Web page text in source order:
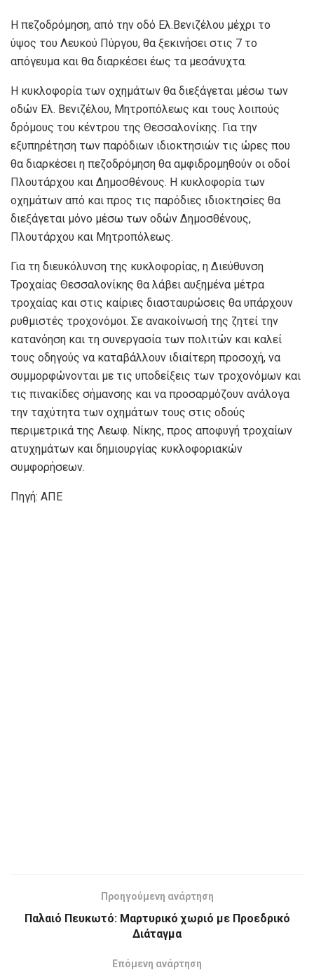
Η πεζοδρόμηση, από την οδό Ελ.Βενιζέλου μέχρι το
ύψος του Λευκού Πύργου, θα ξεκινήσει στις 7 το
απόγευμα και θα διαρκέσει έως τα μεσάνυχτα.
Η κυκλοφορία των οχημάτων θα διεξάγεται μέσω των
οδών Ελ. Βενιζέλου, Μητροπόλεως και τους λοιπούς
δρόμους του κέντρου της Θεσσαλονίκης. Για την
εξυπηρέτηση των παρόδιων ιδιοκτησιών τις ώρες που
θα διαρκέσει η πεζοδρόμηση θα αμφιδρομηθούν οι οδοί
Πλουτάρχου και Δημοσθένους. Η κυκλοφορία των
οχημάτων από και προς τις παρόδιες ιδιοκτησίες θα
διεξάγεται μόνο μέσω των οδών Δημοσθένους,
Πλουτάρχου και Μητροπόλεως.
Για τη διευκόλυνση της κυκλοφορίας, η Διεύθυνση
Τροχαίας Θεσσαλονίκης θα λάβει αυξημένα μέτρα
τροχαίας και στις καίριες διασταυρώσεις θα υπάρχουν
ρυθμιστές τροχονόμοι. Σε ανακοίνωσή της ζητεί την
κατανόηση και τη συνεργασία των πολιτών και καλεί
τους οδηγούς να καταβάλλουν ιδιαίτερη προσοχή, να
συμμορφώνονται με τις υποδείξεις των τροχονόμων και
τις πινακίδες σήμανσης και να προσαρμόζουν ανάλογα
την ταχύτητα των οχημάτων τους στις οδούς
περιμετρικά της Λεωφ. Νίκης, προς αποφυγή τροχαίων
ατυχημάτων και δημιουργίας κυκλοφοριακών
συμφορήσεων.
Πηγή: ΑΠΕ
Προηγούμενη ανάρτηση
Παλαιό Πευκωτό: Μαρτυρικό χωριό με Προεδρικό
Διάταγμα
Επόμενη ανάρτηση